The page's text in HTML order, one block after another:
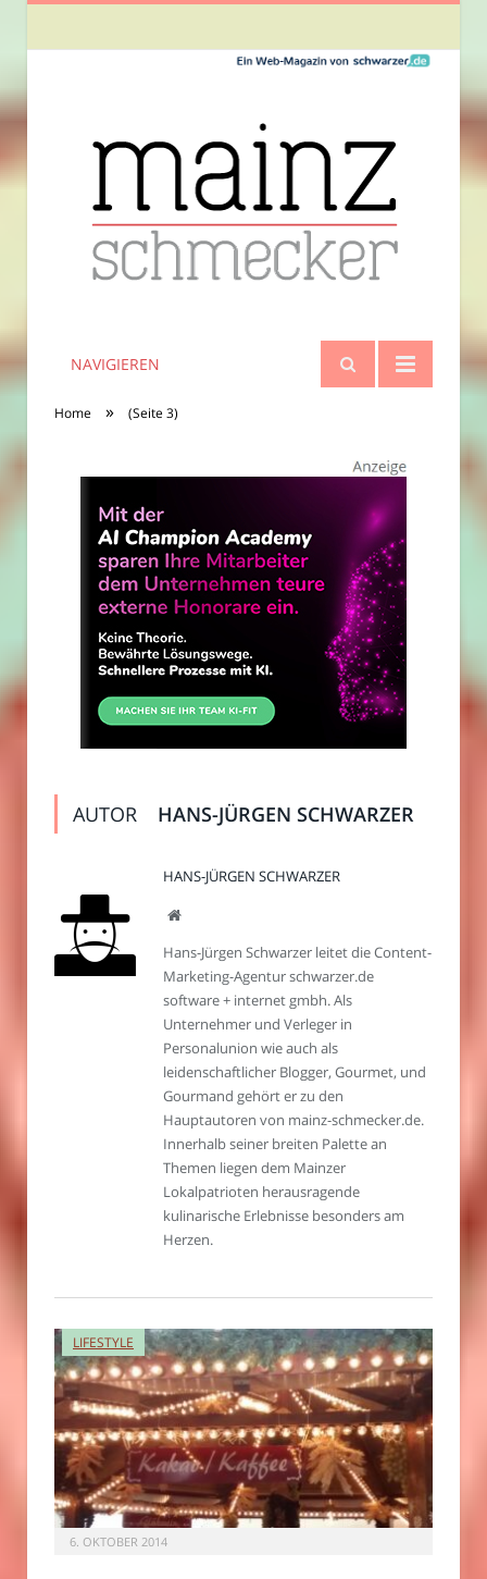
NAVIGIEREN
Home » (Seite 3)
AUTOR HANS-JÜRGEN SCHWARZER
HANS-JÜRGEN SCHWARZER
Webseite
Hans-Jürgen Schwarzer leitet die Content-
Marketing-Agentur schwarzer.de
software + internet gmbh. Als
Unternehmer und Verleger in
Personalunion wie auch als
leidenschaftlicher Blogger, Gourmet, und
Gourmand gehört er zu den
Hauptautoren von mainz-schmecker.de.
Innerhalb seiner breiten Palette an
Themen liegen dem Mainzer
Lokalpatrioten herausragende
kulinarische Erlebnisse besonders am
Herzen.
LIFESTYLE
6. OKTOBER 2014